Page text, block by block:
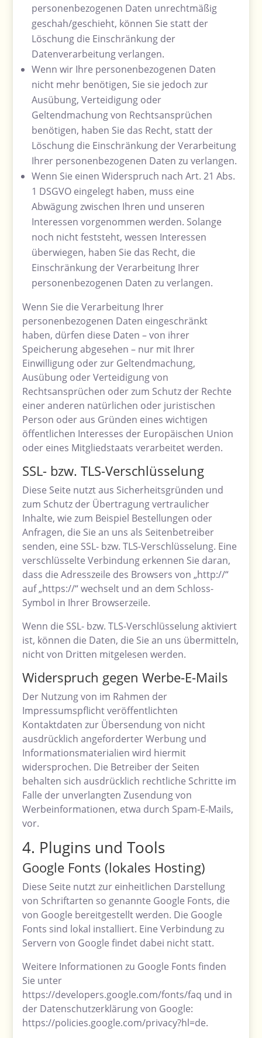
personenbezogenen Daten unrechtmäßig
geschah/geschieht, können Sie statt der
Löschung die Einschränkung der
Datenverarbeitung verlangen.
Wenn wir Ihre personenbezogenen Daten
nicht mehr benötigen, Sie sie jedoch zur
Ausübung, Verteidigung oder
Geltendmachung von Rechtsansprüchen
benötigen, haben Sie das Recht, statt der
Löschung die Einschränkung der Verarbeitung
Ihrer personenbezogenen Daten zu verlangen.
Wenn Sie einen Widerspruch nach Art. 21 Abs.
1 DSGVO eingelegt haben, muss eine
Abwägung zwischen Ihren und unseren
Interessen vorgenommen werden. Solange
noch nicht feststeht, wessen Interessen
überwiegen, haben Sie das Recht, die
Einschränkung der Verarbeitung Ihrer
personenbezogenen Daten zu verlangen.
Wenn Sie die Verarbeitung Ihrer
personenbezogenen Daten eingeschränkt
haben, dürfen diese Daten – von ihrer
Speicherung abgesehen – nur mit Ihrer
Einwilligung oder zur Geltendmachung,
Ausübung oder Verteidigung von
Rechtsansprüchen oder zum Schutz der Rechte
einer anderen natürlichen oder juristischen
Person oder aus Gründen eines wichtigen
öffentlichen Interesses der Europäischen Union
oder eines Mitgliedstaats verarbeitet werden.
SSL- bzw. TLS-Verschlüsselung
Diese Seite nutzt aus Sicherheitsgründen und
zum Schutz der Übertragung vertraulicher
Inhalte, wie zum Beispiel Bestellungen oder
Anfragen, die Sie an uns als Seitenbetreiber
senden, eine SSL- bzw. TLS-Verschlüsselung. Eine
verschlüsselte Verbindung erkennen Sie daran,
dass die Adresszeile des Browsers von „http://“
auf „https://“ wechselt und an dem Schloss-
Symbol in Ihrer Browserzeile.
Wenn die SSL- bzw. TLS-Verschlüsselung aktiviert
ist, können die Daten, die Sie an uns übermitteln,
nicht von Dritten mitgelesen werden.
Widerspruch gegen Werbe-E-Mails
Der Nutzung von im Rahmen der
Impressumspflicht veröffentlichten
Kontaktdaten zur Übersendung von nicht
ausdrücklich angeforderter Werbung und
Informationsmaterialien wird hiermit
widersprochen. Die Betreiber der Seiten
behalten sich ausdrücklich rechtliche Schritte im
Falle der unverlangten Zusendung von
Werbeinformationen, etwa durch Spam-E-Mails,
vor.
4. Plugins und Tools
Google Fonts (lokales Hosting)
Diese Seite nutzt zur einheitlichen Darstellung
von Schriftarten so genannte Google Fonts, die
von Google bereitgestellt werden. Die Google
Fonts sind lokal installiert. Eine Verbindung zu
Servern von Google findet dabei nicht statt.
Weitere Informationen zu Google Fonts finden
Sie unter
https://developers.google.com/fonts/faq und in
der Datenschutzerklärung von Google:
https://policies.google.com/privacy?hl=de.